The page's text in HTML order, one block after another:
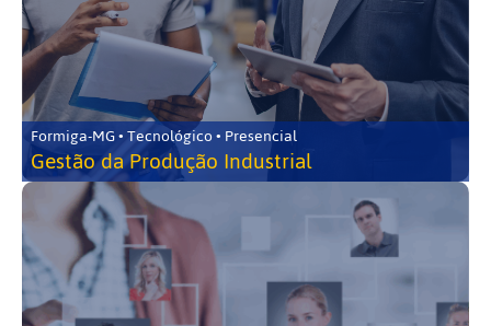
Formiga-MG • Tecnológico • Presencial
Gestão da Produção Industrial